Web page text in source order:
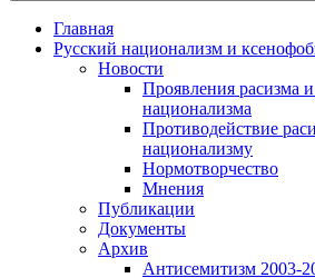
Главная
Русский национализм и
Новости
Проявления расизма
национализма
Противодействие
национализму
Нормотворчество
Мнения
Публикации
Документы
Архив
Антисемитизм 2003-